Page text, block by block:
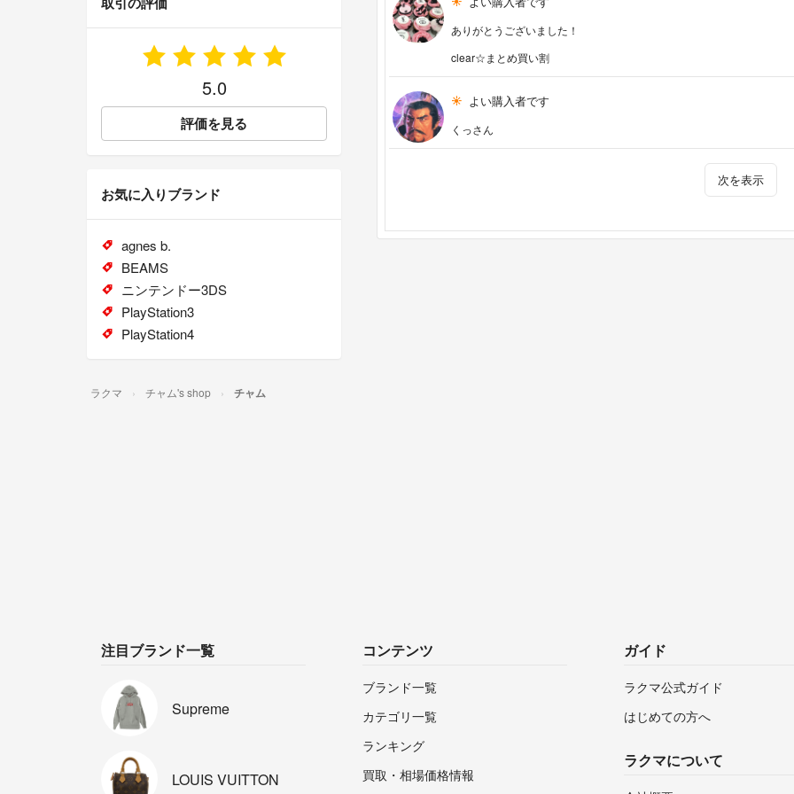
ありがとうございました！
clear☆まとめ買い割
よい購入者です
くっさん
次を表示
5.0
評価を見る
お気に入りブランド
agnes b.
BEAMS
ニンテンドー3DS
PlayStation3
PlayStation4
ラクマ チャム's shop チャム
注目ブランド一覧
Supreme
LOUIS VUITTON
コンテンツ
ブランド一覧
カテゴリ一覧
ランキング
買取・相場価格情報
ガイド
ラクマ公式ガイド
はじめての方へ
ラクマについて